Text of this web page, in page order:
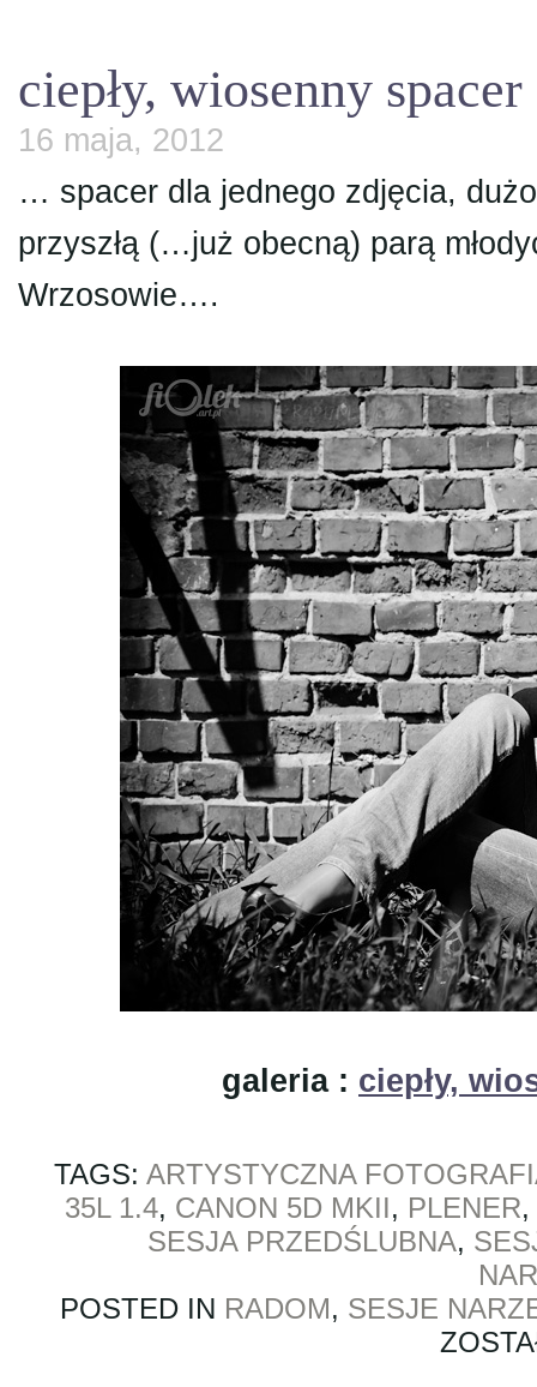
ciepły, wiosenny
16 maja, 2012
… spacer dla jednego zdjęcia,
przyszłą (…już obecną) parą
Wrzosowie….
galeria : ciepły,
TAGS:ARTYSTYCZNA
35L 1.4, CANON 5D MKII, PLENER
SESJA PRZEDŚLUBNA,
POSTED IN RADOM, SESJE